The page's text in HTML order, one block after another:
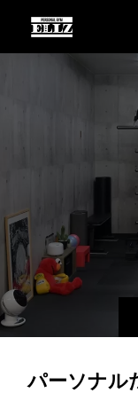
パーソナル